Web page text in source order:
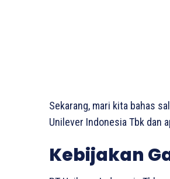
Sekarang, mari kita bahas
Unilever Indonesia Tbk dan
Kebijakan